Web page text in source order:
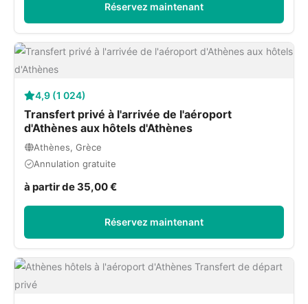
Réservez maintenant
4,9 (1 024)
Transfert privé à l'arrivée de l'aéroport
d'Athènes aux hôtels d'Athènes
Athènes, Grèce
Annulation gratuite
à partir de 35,00 €
Réservez maintenant